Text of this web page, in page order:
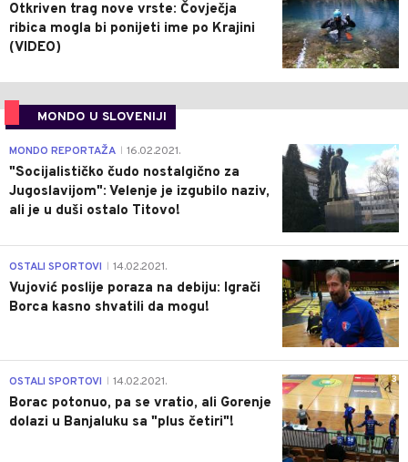
Otkriven trag nove vrste: Čovječja
ribica mogla bi ponijeti ime po Krajini
(VIDEO)
MONDO U SLOVENIJI
4
MONDO REPORTAŽA 16.02.2021.
"Socijalističko čudo nostalgično za
Jugoslavijom": Velenje je izgubilo naziv,
ali je u duši ostalo Titovo!
1
OSTALI SPORTOVI 14.02.2021.
Vujović poslije poraza na debiju: Igrači
Borca kasno shvatili da mogu!
3
OSTALI SPORTOVI 14.02.2021.
Borac potonuo, pa se vratio, ali Gorenje
dolazi u Banjaluku sa "plus četiri"!